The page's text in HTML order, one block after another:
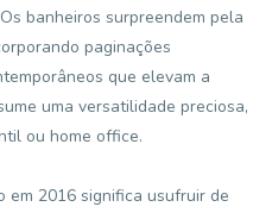
banheiros surpreendem pela
paginações
que elevam a
uma versatilidade preciosa,
ou home office.
em 2016 significa usufruir de